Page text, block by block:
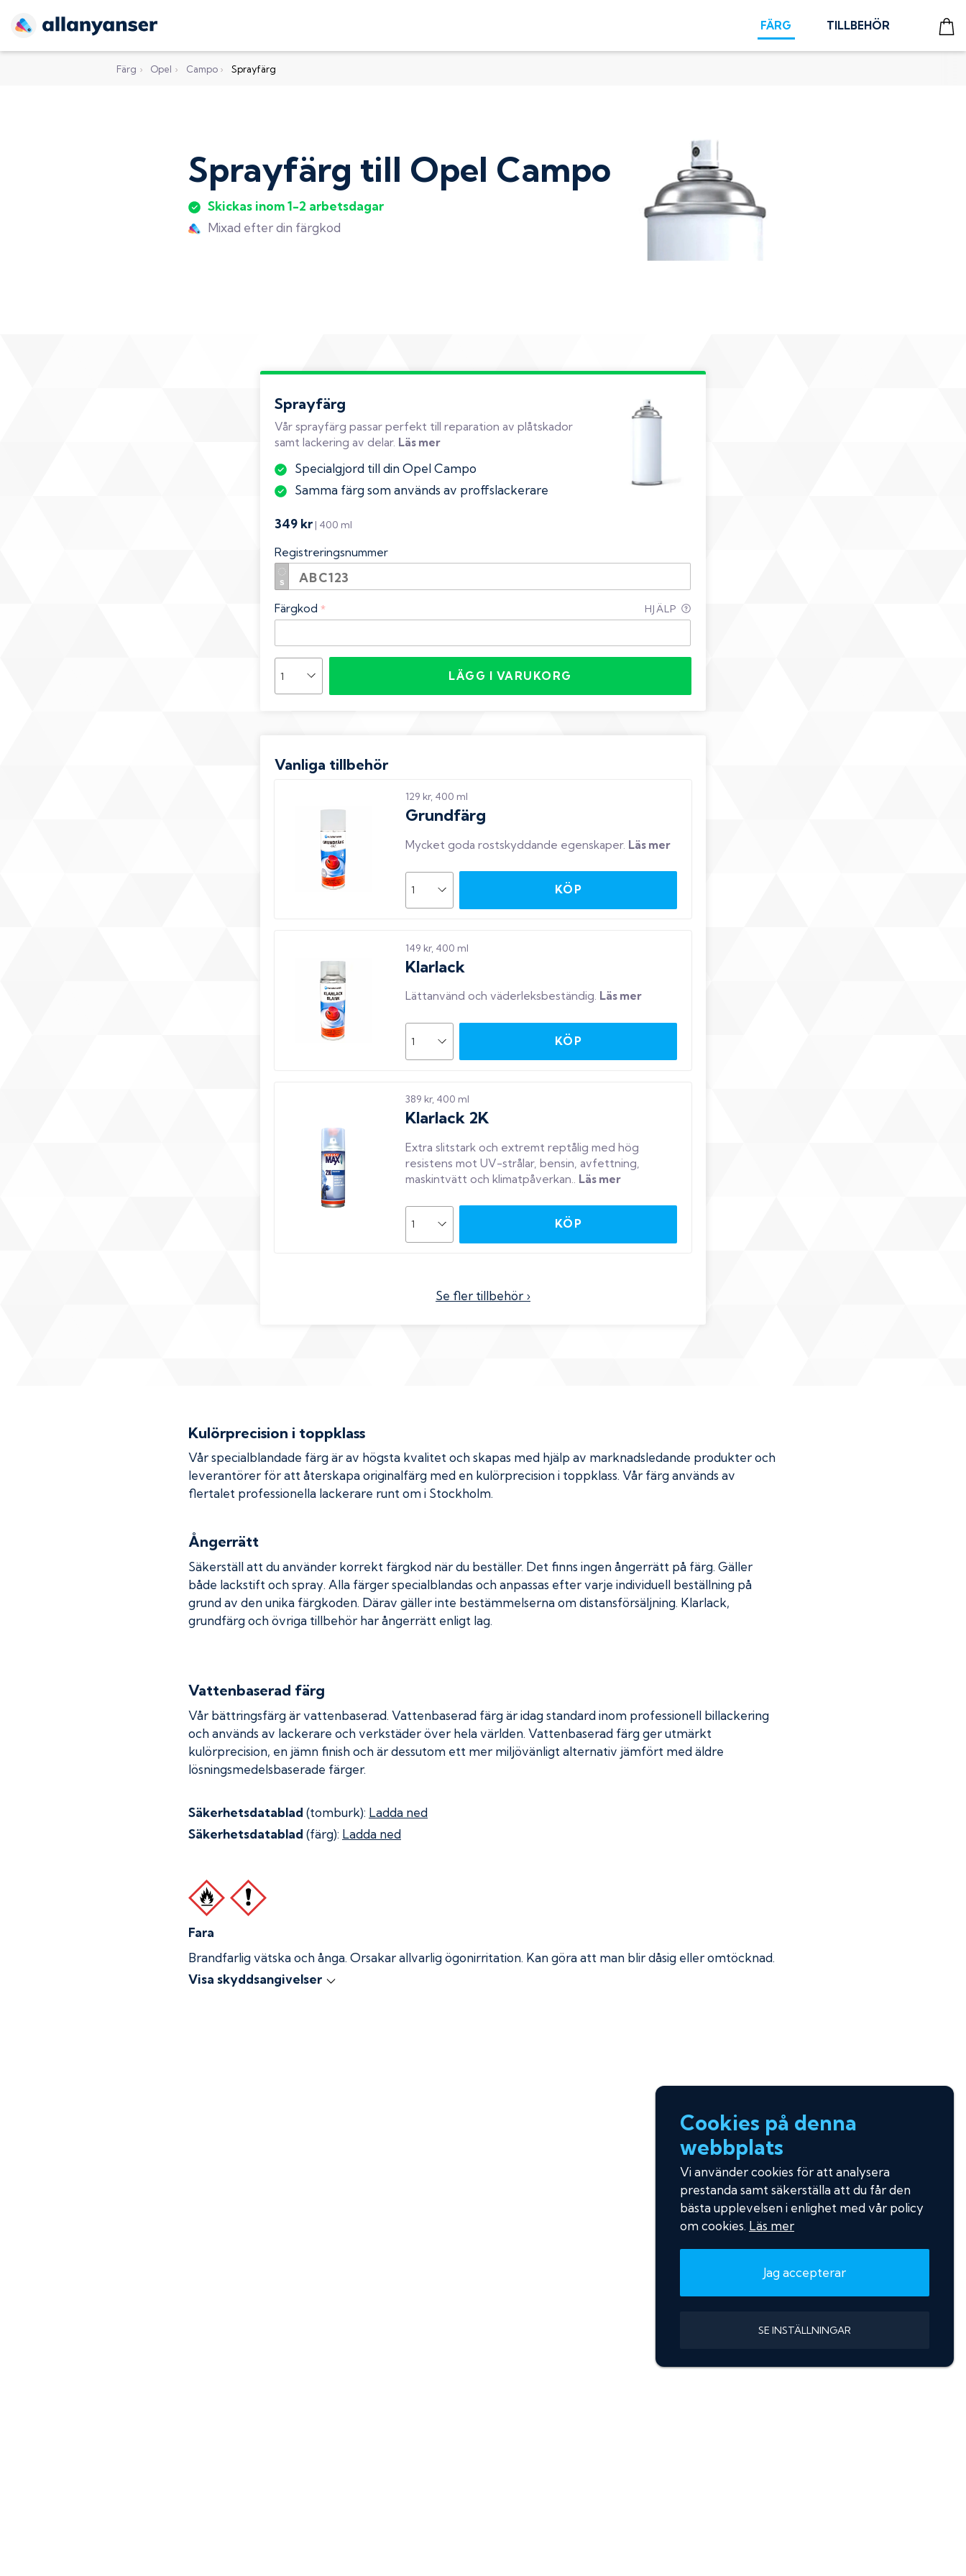
FÄRG TILLBEHÖR
Färg › Opel › Campo › Sprayfärg
Sprayfärg till Opel Campo
Skickas inom 1-2 arbetsdagar
Mixad efter din färgkod
Sprayfärg
Vår sprayfärg passar perfekt till reparation av plåtskador
samt lackering av delar. Läs mer
Specialgjord till din Opel Campo
Samma färg som används av proffslackerare
349 kr | 400 ml
Registreringsnummer
Färgkod * HJÄLP
LÄGG I VARUKORG
Vanliga tillbehör
129 kr, 400 ml
Grundfärg
Mycket goda rostskyddande egenskaper. Läs mer
KÖP
149 kr, 400 ml
Klarlack
Lättanvänd och väderleksbeständig. Läs mer
KÖP
389 kr, 400 ml
Klarlack 2K
Extra slitstark och extremt reptålig med hög
resistens mot UV-strålar, bensin, avfettning,
maskintvätt och klimatpåverkan.
Läs mer
KÖP
Se fler tillbehör ›
Kulörprecision i toppklass
Vår specialblandade färg är av högsta kvalitet och skapas med hjälp av marknadsledande produkter och
leverantörer för att återskapa originalfärg med en kulörprecision i toppklass. Vår färg används av
flertalet professionella lackerare runt om i Stockholm.
Ångerrätt
Säkerställ att du använder korrekt färgkod när du beställer. Det finns ingen ångerrätt på färg. Gäller
både lackstift och spray. Alla färger specialblandas och anpassas efter varje individuell beställning på
grund av den unika färgkoden. Därav gäller inte bestämmelserna om distansförsäljning. Klarlack,
grundfärg och övriga tillbehör har ångerrätt enligt lag.
Vattenbaserad färg
Vår bättringsfärg är vattenbaserad. Vattenbaserad färg är idag standard inom professionell billackering
och används av lackerare och verkstäder över hela världen. Vattenbaserad färg ger utmärkt
kulörprecision, en jämn finish och är dessutom ett mer miljövänligt alternativ jämfört med äldre
lösningsmedelsbaserade färger.
Säkerhetsdatablad (tomburk): Ladda ned
Säkerhetsdatablad (färg): Ladda ned
Fara
Brandfarlig vätska och ånga. Orsakar allvarlig ögonirritation. Kan göra att man blir dåsig eller omtöcknad.
Visa skyddsangivelser
Cookies på denna
webbplats
Vi använder cookies för att analysera
prestanda samt säkerställa att du får den
bästa upplevelsen i enlighet med vår policy
om cookies. Läs mer
Jag accepterar
SE INSTÄLLNINGAR